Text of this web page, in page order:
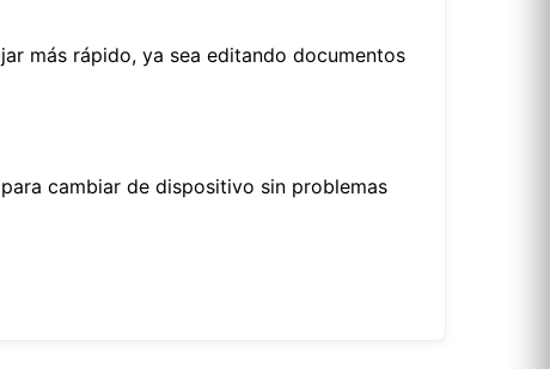
más rápido, ya sea editando documentos
cambiar de dispositivo sin problemas